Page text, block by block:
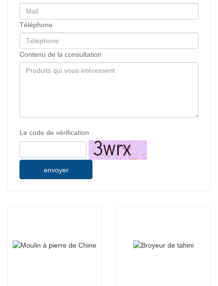
Téléphone
Contenu de la consultation
Le code de vérification
envoyer